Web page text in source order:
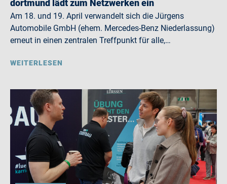
dortmund lädt zum Netzwerken ein
Am 18. und 19. April verwandelt sich die Jürgens
Automobile GmbH (ehem. Mercedes-Benz Niederlassung)
erneut in einen zentralen Treffpunkt für alle,…
WEITERLESEN